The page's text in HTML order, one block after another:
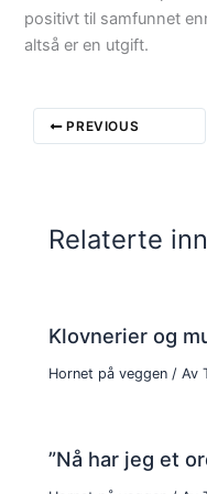
positivt til samfunnet
altså er en utgift.
PREVIOUS
Relaterte
Klovnerier og
Hornet på veggen / Av
”Nå har jeg et